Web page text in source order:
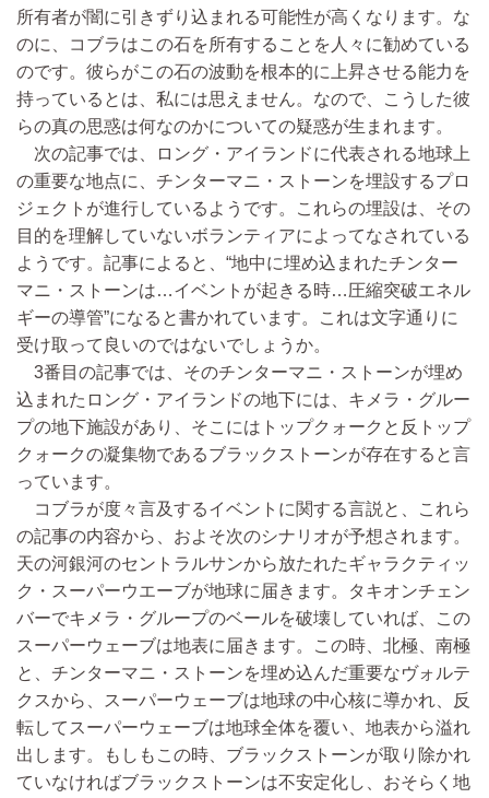
所有者が闇に引きずり込まれる可能性が高くなります。な
のに、コブラはこの石を所有することを人々に勧めている
のです。彼らがこの石の波動を根本的に上昇させる能力を
持っているとは、私には思えません。なので、こうした彼
らの真の思惑は何なのかについての疑惑が生まれます。
次の記事では、ロング・アイランドに代表される地球上
の重要な地点に、チンターマニ・ストーンを埋設するプロ
ジェクトが進行しているようです。これらの埋設は、その
目的を理解していないボランティアによってなされている
ようです。記事によると、“地中に埋め込まれたチンター
マニ・ストーンは…イベントが起きる時…圧縮突破エネル
ギーの導管”になると書かれています。これは文字通りに
受け取って良いのではないでしょうか。
3番目の記事では、そのチンターマニ・ストーンが埋め
込まれたロング・アイランドの地下には、キメラ・グルー
プの地下施設があり、そこにはトップクォークと反トップ
クォークの凝集物であるブラックストーンが存在すると言
っています。
コブラが度々言及するイベントに関する言説と、これら
の記事の内容から、およそ次のシナリオが予想されます。
天の河銀河のセントラルサンから放たれたギャラクティッ
ク・スーパーウエーブが地球に届きます。タキオンチェン
バーでキメラ・グループのベールを破壊していれば、この
スーパーウェーブは地表に届きます。この時、北極、南極
と、チンターマニ・ストーンを埋め込んだ重要なヴォルテ
クスから、スーパーウェーブは地球の中心核に導かれ、反
転してスーパーウェーブは地球全体を覆い、地表から溢れ
出します。もしもこの時、ブラックストーンが取り除かれ
ていなければブラックストーンは不安定化し、おそらく地